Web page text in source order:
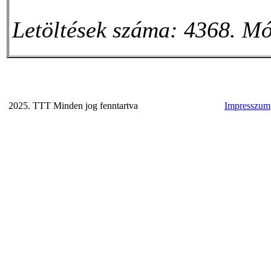
Letöltések száma: 4368.
2025. TTT Minden jog fenntartva Impresszum